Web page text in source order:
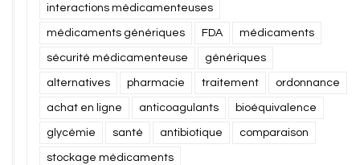
interactions médicamenteuses
médicaments génériques FDA médicaments
sécurité médicamenteuse génériques
alternatives pharmacie traitement ordonnance
achat en ligne anticoagulants bioéquivalence
glycémie santé antibiotique comparaison
stockage médicaments